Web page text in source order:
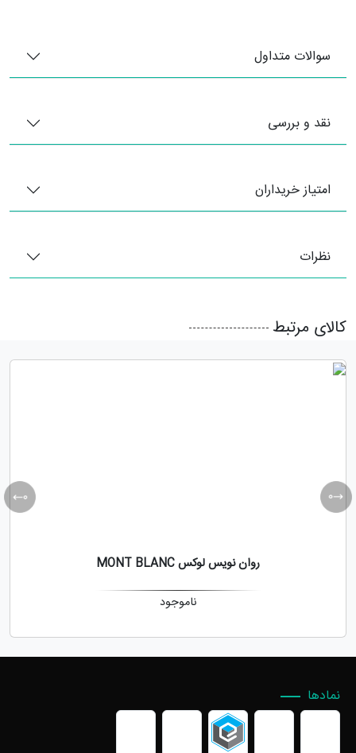
سوالات متداول
نقد و بررسی
امتیاز خریداران
نظرات
کالای مرتبط
روان نویس لوکس MONT BLANC
ناموجود
نمادها